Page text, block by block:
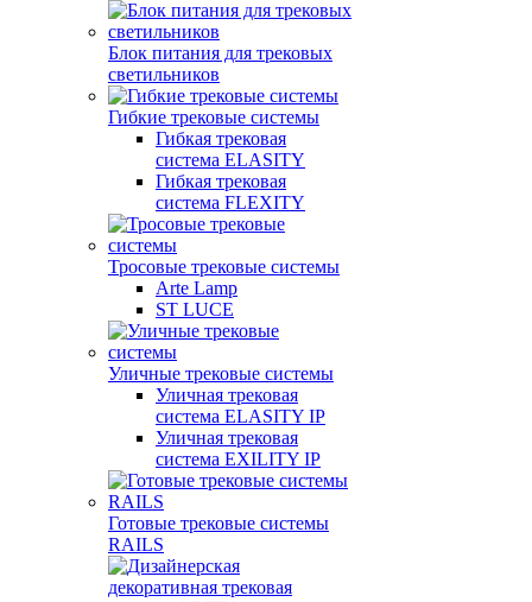
Блок питания для трековых
светильников
Гибкие трековые системы
Гибкая трековая
система ELASITY
Гибкая трековая
система FLEXITY
Тросовые трековые системы
Arte Lamp
ST LUCE
Уличные трековые системы
Уличная трековая
система ELASITY IP
Уличная трековая
система EXILITY IP
Готовые трековые системы
RAILS